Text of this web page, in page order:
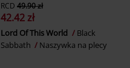
RCD 49.90 zł
42.42 zł
Lord Of This World
Black
Sabbath
Naszywka na plecy